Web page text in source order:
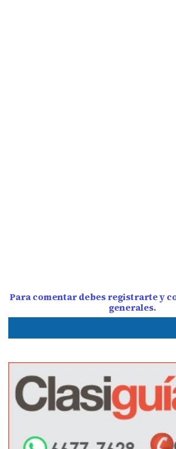
Para comentar debes registrarte y
generales.